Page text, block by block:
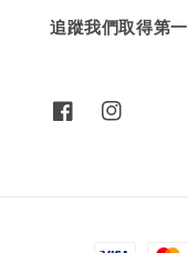
追蹤我們取得第